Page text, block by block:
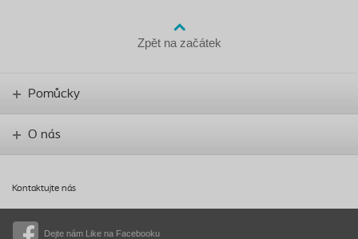
Zpět na začátek
Dejte nám Like na Facebooku
Pomůcky
O nás
Kontaktujte nás